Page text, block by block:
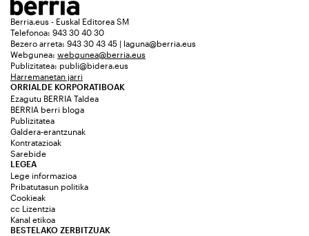
Berria.eus - Euskal Editorea SM
Telefonoa: 943 30 40 30
Bezero arreta: 943 30 43 45 | laguna@berria.eus
Webgunea: webgunea@berria.eus
Publizitatea: publi@bidera.eus
Harremanetan jarri
ORRIALDE KORPORATIBOAK
Ezagutu BERRIA Taldea
BERRIA berri bloga
Publizitatea
Galdera-erantzunak
Kontratazioak
Sarebide
LEGEA
Lege informazioa
Pribatutasun politika
Cookieak
cc Lizentzia
Kanal etikoa
BESTELAKO ZERBITZUAK